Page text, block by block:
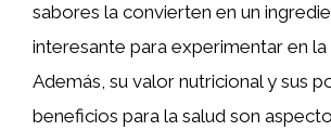
sabores la convierten en un
interesante para experimentar en la
Además, su valor nutricional y sus
beneficios para la salud son